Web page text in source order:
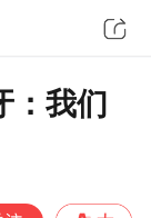
：我们